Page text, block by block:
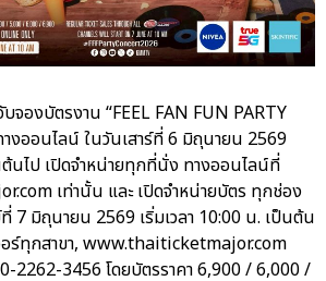
จองบัตรงาน “FEEL FAN FUN PARTY
งออนไลน์ ในวันเสาร์ที่ 6 มิถุนายน 2569
ต้นไป เปิดจำหน่ายทุกที่นั่ง ทางออนไลน์ที่
เท่านั้น และ เปิดจำหน่ายบัตร ทุกช่อง
7 มิถุนายน 2569 เริ่มเวลา 10:00 น. เป็นต้น
อร์ทุกสาขา, www.thaiticketmajor.com
2262-3456 โดยบัตรราคา 6,900 / 6,000 /